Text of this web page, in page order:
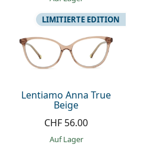
Lentiamo Anna True
Beige
LIMITIERTE EDITION
CHF 56.00
auf Lager